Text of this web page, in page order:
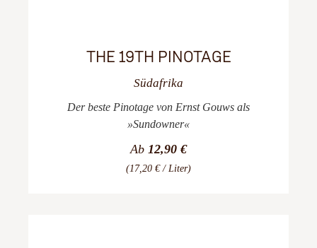
THE 19TH PINOTAGE
Südafrika
Der beste Pinotage von Ernst Gouws als
»Sundowner«
Ab 12,90 €
(17,20 € / Liter)